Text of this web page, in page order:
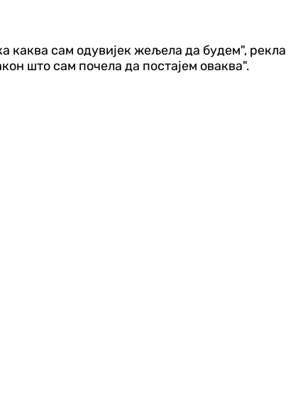
каква сам одувијек жељела да будем", рекла
што сам почела да постајем оваква".